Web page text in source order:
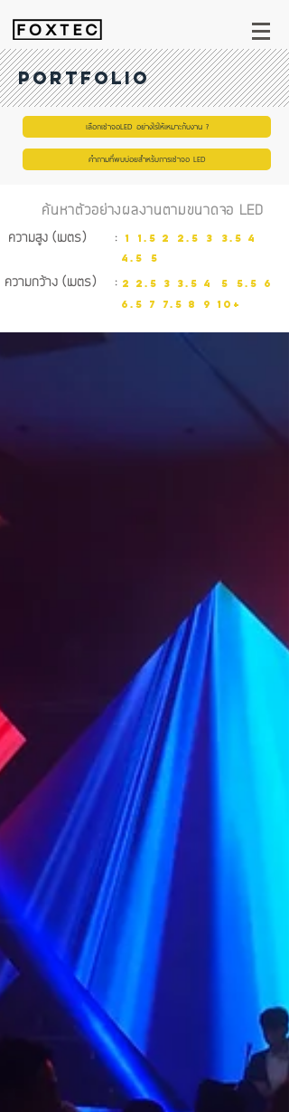
Portfolio
เลือกเช่าจอLED อย่างไรให้เหมาะกับงาน ?
คำถามที่พบบ่อยสำหรับการเช่าจอ LED
ค้นหาตัวอย่างผลงานตามขนาดจอ LED
1.5
1
ความสูง (เมตร) : 2
2.5
4.5
5
ความกว้าง (เมตร) : 2
2.5
7
7.5
3
3.5
8
6.5
3 3.5 4
4
9
5
10+
5.5 6